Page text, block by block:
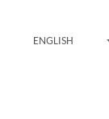
ENGLISH